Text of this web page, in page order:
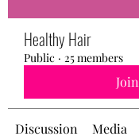
Healthy Hair
Public · 25 members
Join
Discussion Media